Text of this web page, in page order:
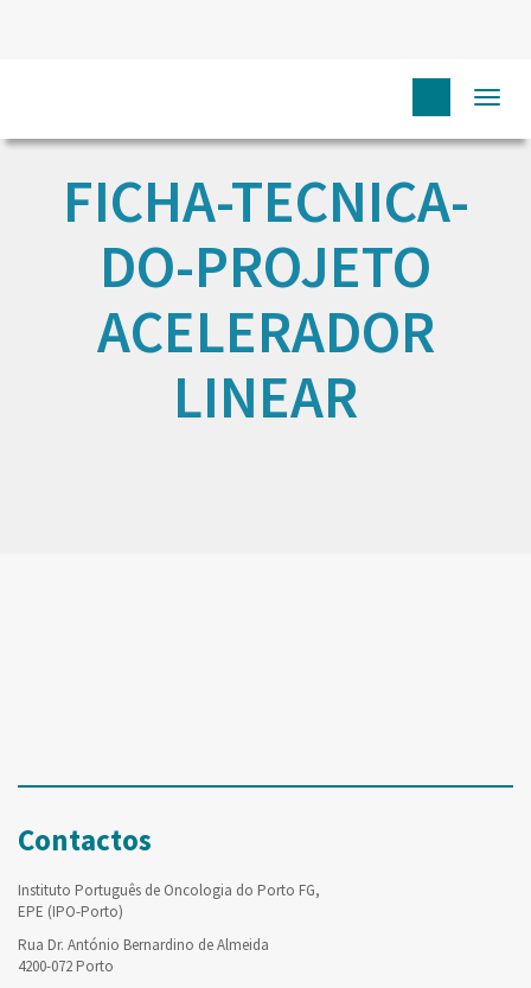
FICHA-TECNICA-
DO-PROJETO
ACELERADOR
LINEAR
Contactos
Instituto Português de Oncologia do Porto FG,
EPE (IPO-Porto)
Rua Dr. António Bernardino de Almeida
4200-072 Porto